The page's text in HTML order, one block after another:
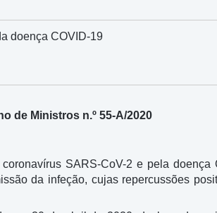
doença COVID-19
de Ministros n.º 55-A/2020
SARS-CoV-2 e pela doença
da infeção, cujas repercussões